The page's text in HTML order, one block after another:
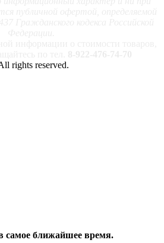
rights reserved.
ближайшее время.